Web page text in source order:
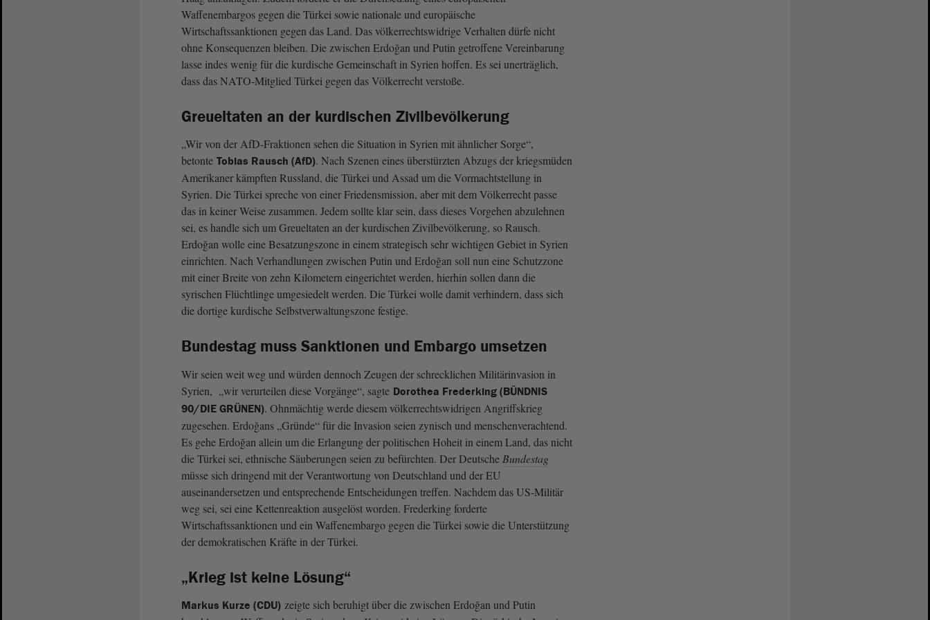
Waffenembargos gegen die Türkei sowie nationale und europäische
Wirtschaftssanktionen gegen das Land. Das völkerrechtswidrige Verhalten dürfe nicht
ohne Konsequenzen bleiben. Die zwischen Erdoğan und Putin getroffene Vereinbarung
lasse indes wenig für die kurdische Gemeinschaft in Syrien hoffen. Es sei unerträglich,
dass das NATO-Mitglied Türkei gegen das Völkerrecht verstoße.
Greueltaten an der kurdischen Zivilbevölkerung
„Wir von der AfD-Fraktionen sehen die Situation in Syrien mit ähnlicher Sorge“,
betonte Tobias Rausch (AfD). Nach Szenen eines überstürzten Abzugs der kriegsmüden
Amerikaner kämpften Russland, die Türkei und Assad um die Vormachtstellung in
Syrien. Die Türkei spreche von einer Friedensmission, aber mit dem Völkerrecht passe
das in keiner Weise zusammen. Jedem sollte klar sein, dass dieses Vorgehen abzulehnen
sei, es handle sich um Greueltaten an der kurdischen Zivilbevölkerung, so Rausch.
Erdoğan wolle eine Besatzungszone in einem strategisch sehr wichtigen Gebiet in Syrien
einrichten. Nach Verhandlungen zwischen Putin und Erdoğan soll nun eine Schutzzone
mit einer Breite von zehn Kilometern eingerichtet werden, hierhin sollen dann die
syrischen Flüchtlinge umgesiedelt werden. Die Türkei wolle damit verhindern, dass sich
die dortige kurdische Selbstverwaltungszone festige.
Bundestag muss Sanktionen und Embargo umsetzen
Wir seien weit weg und würden dennoch Zeugen der schrecklichen Militärinvasion in
Syrien, „wir verurteilen diese Vorgänge“, sagte Dorothea Frederking (BÜNDNIS
90/DIE GRÜNEN). Ohnmächtig werde diesem völkerrechtswidrigen Angriffskrieg
zugesehen. Erdoğans „Gründe“ für die Invasion seien zynisch und menschenverachtend.
Es gehe Erdoğan allein um die Erlangung der politischen Hoheit in einem Land, das nicht
die Türkei sei, ethnische Säuberungen seien zu befürchten. Der Deutsche Bundestag
müsse sich dringend mit der Verantwortung von Deutschland und der EU
auseinandersetzen und entsprechende Entscheidungen treffen. Nachdem das US-Militär
weg sei, sei eine Kettenreaktion ausgelöst worden. Frederking forderte
Wirtschaftssanktionen und ein Waffenembargo gegen die Türkei sowie die Unterstützung
der demokratischen Kräfte in der Türkei.
„Krieg ist keine Lösung“
Markus Kurze (CDU) zeigte sich beruhigt über die zwischen Erdoğan und Putin